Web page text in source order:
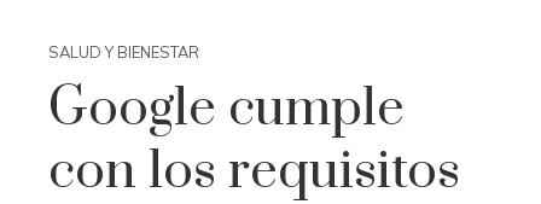
SALUD Y BIENESTAR
Google cumple
con los requisitos